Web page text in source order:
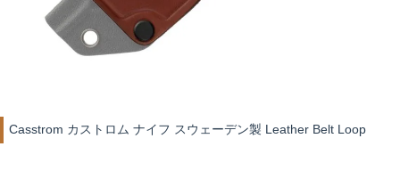
Casstrom カストロム ナイフ スウェーデン製 Leather Belt Loop